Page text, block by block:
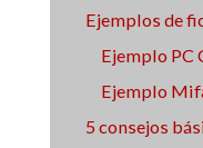
Ejemplos de
Ejemplo PC
Ejemplo
5 consejos